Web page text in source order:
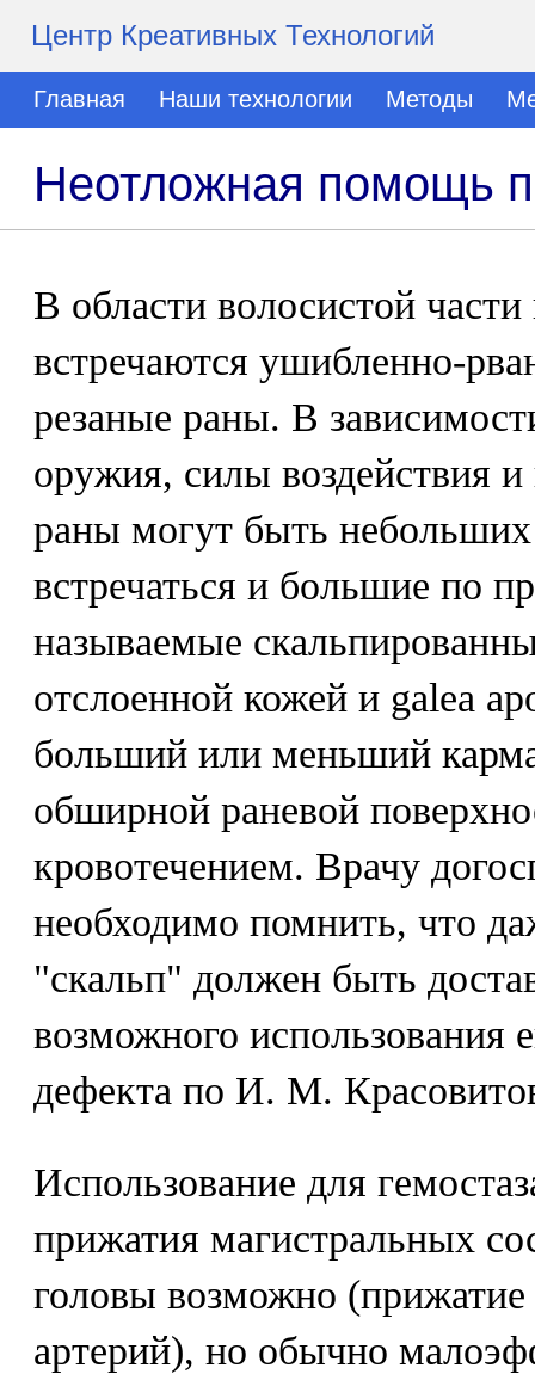
Центр Креативных Технологий
Главная Наши технологии Методы
Неотложная помощь
В области волосистой
встречаются ушибленно-
резаные раны. В
оружия, силы воздействия и
раны могут быть
встречаться и большие по
называемые
отслоенной кожей и galea
больший или меньший
обширной раневой
кровотечением. Врачу
необходимо помнить, что
"скальп" должен быть
возможного использования
дефекта по И. М.
Использование для
прижатия магистральных
головы возможно
артерий), но обычно